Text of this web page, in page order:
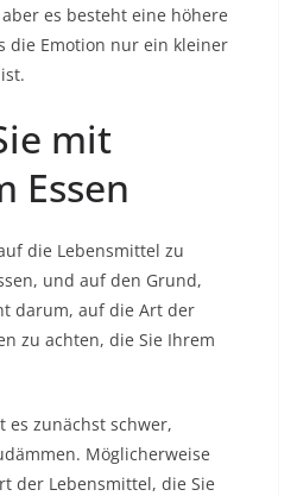
es besteht eine höhere
die Emotion nur ein kleiner
mit
Essen
die Lebensmittel zu
und auf den Grund,
darum, auf die Art der
zu achten, die Sie Ihrem
es zunächst schwer,
Möglicherweise
der Lebensmittel, die Sie